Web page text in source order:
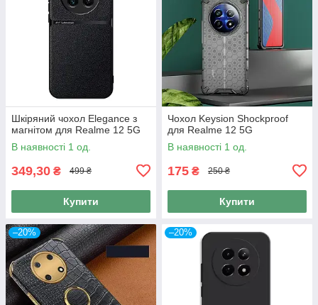
Шкіряний чохол Elegance з
магнітом для Realme 12 5G
В наявності 1 од.
349,30 ₴ 499 ₴
Купити
Чохол Keysion Shockproof
для Realme 12 5G
В наявності 1 од.
175 ₴ 250 ₴
Купити
–20% –20%